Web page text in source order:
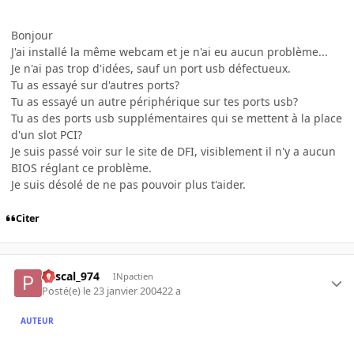
Bonjour
J'ai installé la même webcam et je n'ai eu aucun problème...
Je n'ai pas trop d'idées, sauf un port usb défectueux.
Tu as essayé sur d'autres ports?
Tu as essayé un autre périphérique sur tes ports usb?
Tu as des ports usb supplémentaires qui se mettent à la place
d'un slot PCI?
Je suis passé voir sur le site de DFI, visiblement il n'y a aucun
BIOS réglant ce problème.
Je suis désolé de ne pas pouvoir plus t'aider.
Citer
Pascal_974 INpactien
Posté(e) le 23 janvier 200422 a
AUTEUR